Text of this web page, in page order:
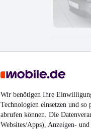
Wir benötigen Ihre
Technologien einsetzen und so
abrufen können. Die
Websites/Apps), Anzeigen-